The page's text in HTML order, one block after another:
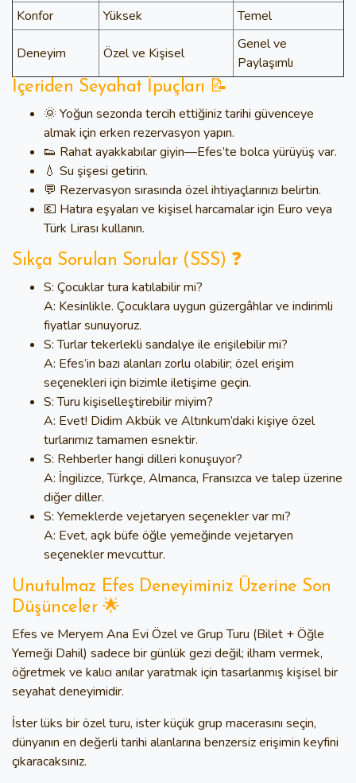
Konfor
Yüksek Temel
Deneyim Özel ve Kişisel
Genel ve
Paylaşımlı
İçeriden Seyahat İpuçları 📝
🌞 Yoğun sezonda tercih ettiğiniz tarihi güvenceye
almak için erken rezervasyon yapın.
👟 Rahat ayakkabılar giyin—Efes’te bolca yürüyüş var.
💧 Su şişesi getirin.
💬 Rezervasyon sırasında özel ihtiyaçlarınızı belirtin.
💶 Hatıra eşyaları ve kişisel harcamalar için Euro veya
Türk Lirası kullanın.
Sıkça Sorulan Sorular (SSS) ❓
S: Çocuklar tura katılabilir mi?
A: Kesinlikle. Çocuklara uygun güzergâhlar ve indirimli
fiyatlar sunuyoruz.
S: Turlar tekerlekli sandalye ile erişilebilir mi?
A: Efes’in bazı alanları zorlu olabilir; özel erişim
seçenekleri için bizimle iletişime geçin.
S: Turu kişiselleştirebilir miyim?
A: Evet! Didim Akbük ve Altınkum’daki kişiye özel
turlarımıztamamen esnektir.
S: Rehberler hangi dilleri konuşuyor?
A: İngilizce, Türkçe, Almanca, Fransızca ve talep üzerine
diğer diller.
S: Yemeklerde vejetaryen seçenekler var mı?
A: Evet, açık büfe öğle yemeğinde vejetaryen
seçenekler mevcuttur.
Unutulmaz Efes Deneyiminiz Üzerine Son
Düşünceler 🌟
Efes ve Meryem Ana Evi Özel ve Grup Turu (Bilet + Öğle
Yemeği Dahil) sadece bir günlük gezi değil; ilham vermek,
öğretmek ve kalıcı anılar yaratmak için tasarlanmış kişisel bir
seyahat deneyimidir.
İster lüks bir özel turu, ister küçük grup macerasını seçin,
dünyanın en değerli tarihi alanlarına benzersiz erişimin keyfini
çıkaracaksınız.